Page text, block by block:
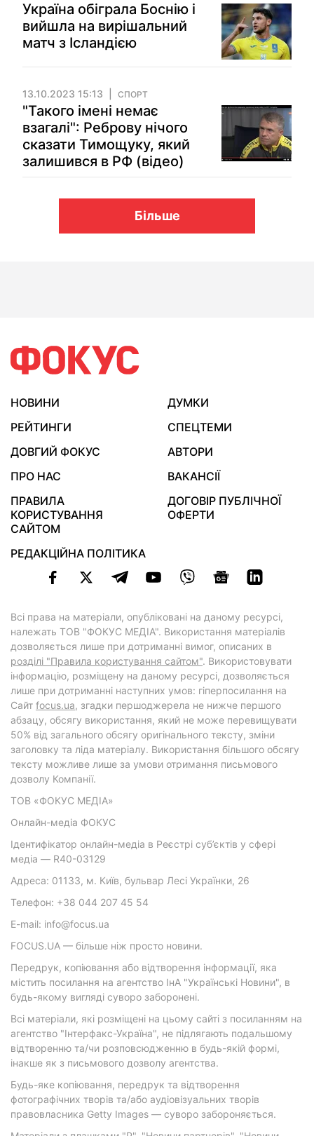
Україна обіграла Боснію і
вийшла на вирішальний
матч з Ісландією
13.10.2023 15:13 СПОРТ
"Такого імені немає
взагалі": Реброву нічого
сказати Тимощуку, який
залишився в РФ (відео)
Більше
НОВИНИ
ДУМКИ
РЕЙТИНГИ
СПЕЦТЕМИ
ДОВГИЙ ФОКУС
АВТОРИ
ПРО НАС
ВАКАНСІЇ
ПРАВИЛА
КОРИСТУВАННЯ
САЙТОМ
ДОГОВІР ПУБЛІЧНОЇ
ОФЕРТИ
РЕДАКЦІЙНА ПОЛІТИКА
Всі права на матеріали, опубліковані на даному ресурсі,
належать ТОВ "ФОКУС МЕДІА". Використання матеріалів
дозволяється лише при дотриманні вимог, описаних в
розділі "Правила користування сайтом". Використовувати
інформацію, розміщену на даному ресурсі, дозволяється
лише при дотриманні наступних умов: гіперпосилання на
Cайт focus.ua, згадки першоджерела не нижче першого
абзацу, обсягу використання, який не може перевищувати
50% від загального обсягу оригінального тексту, зміни
заголовку та ліда матеріалу. Використання більшого обсягу
тексту можливе лише за умови отримання письмового
дозволу Компанії.
ТОВ «ФОКУС МЕДІА»
Онлайн-медіа ФОКУС
Ідентифікатор онлайн-медіа в Реєстрі суб’єктів у сфері
медіа — R40-03129
Адреса: 01133, м. Київ, бульвар Лесі Українки, 26
Телефон: +38 044 207 45 54
E-mail: info@focus.ua
FOCUS.UA — більше ніж просто новини.
Передрук, копіювання або відтворення інформації, яка
містить посилання на агентство ІнА "Українські Новини", в
будь-якому вигляді суворо заборонені.
Всі матеріали, які розміщені на цьому сайті з посиланням на
агентство "Інтерфакс-Україна", не підлягають подальшому
відтворенню та/чи розповсюдженню в будь-якій формі,
інакше як з письмового дозволу агентства.
Будь-яке копіювання, передрук та відтворення
фотографічних творів та/або аудіовізуальних творів
правовласника Getty Images — суворо забороняється.